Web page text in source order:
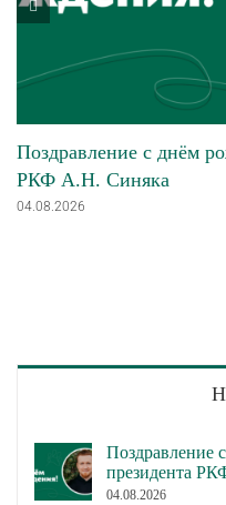
Поздравление с днём
РКФ А.Н. Синяка
04.08.2026
Поздравление
президента
04.08.2026